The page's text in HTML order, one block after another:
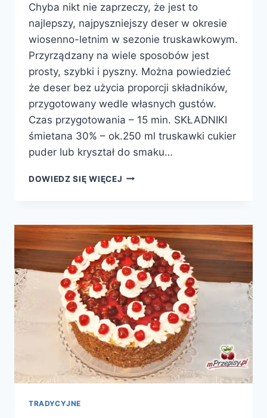
Chyba nikt nie zaprzeczy, że jest to
najlepszy, najpyszniejszy deser w okresie
wiosenno-letnim w sezonie truskawkowym.
Przyrządzany na wiele sposobów jest
prosty, szybki i pyszny. Można powiedzieć
że deser bez użycia proporcji składników,
przygotowany wedle własnych gustów.
Czas przygotowania – 15 min. SKŁADNIKI
śmietana 30% – ok.250 ml truskawki cukier
puder lub kryształ do smaku…
DOWIEDZ SIĘ WIĘCEJ TRUSKAWKI
TRADYCYJNE